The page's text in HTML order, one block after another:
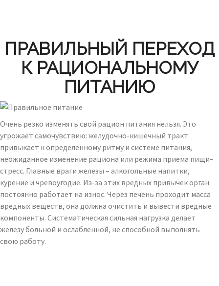
ПРАВИЛЬНЫЙ ПЕРЕХОД
К РАЦИОНАЛЬНОМУ
ПИТАНИЮ
Очень резко изменять свой рацион питания нельзя. Это
угрожает самочувствию: желудочно-кишечный тракт
привыкает к определенному ритму и системе питания,
неожиданное изменение рациона или режима приема пищи–
стресс. Главные враги железы – алкогольные напитки,
курение и чревоугодие. Из-за этих вредных привычек орган
постоянно работает на износ. Через печень проходит масса
вредных веществ, она должна очистить и вывести вредные
компоненты. Систематическая сильная нагрузка делает
железу больной и ослабленной, не способной выполнять
свою работу.